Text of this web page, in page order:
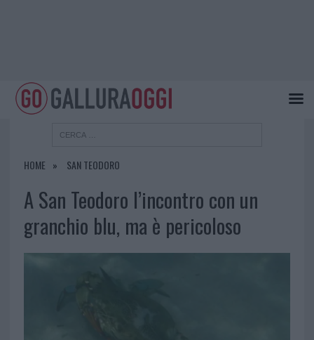
HOME SAN TEODORO
A San Teodoro l’incontro con un
granchio blu, ma è pericoloso